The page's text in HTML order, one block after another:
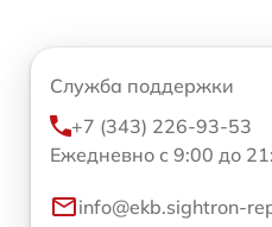
Служба поддержки
+7 (343) 226-93-53
Ежедневно с 9:00 до
info@ekb.sightron-